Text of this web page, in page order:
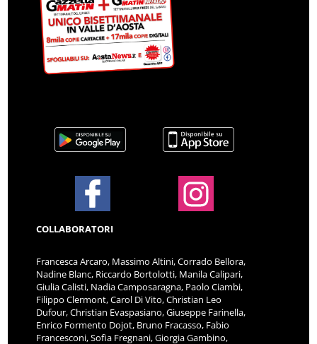
COLLABORATORI
Francesca Arcaro, Massimo Altini, Corrado Bellora,
Nadine Blanc, Riccardo Bortolotti, Manila Calipari,
Giulia Calisti, Nadia Camposaragna, Paolo Ciambi,
Filippo Clermont, Carol Di Vito, Christian Leo
Dufour, Christian Evaspasiano, Giuseppe Farinella,
Enrico Formento Dojot, Bruno Fracasso, Fabio
Francesconi, Sofia Fregnani, Giorgia Gambino,